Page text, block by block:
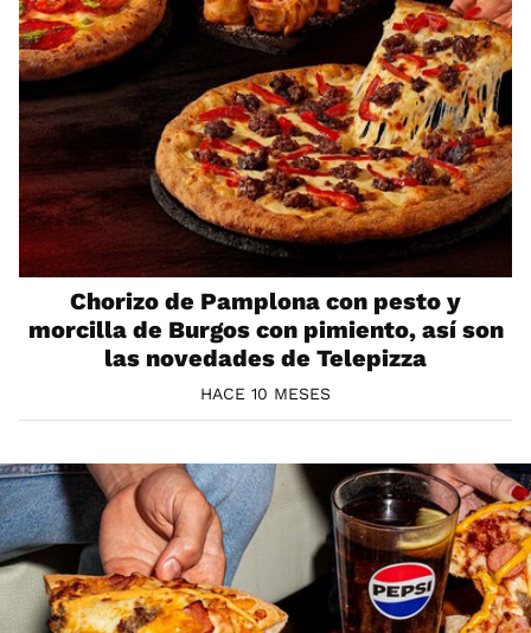
Chorizo de Pamplona con pesto y
morcilla de Burgos con pimiento, así son
las novedades de Telepizza
HACE 10 MESES